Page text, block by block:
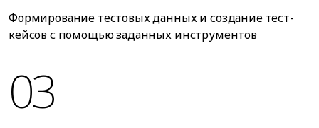
Формирование тестовых данных и создание тест-
кейсов с помощью заданных инструментов
03